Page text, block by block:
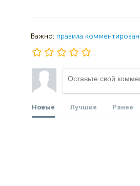
Важно: правила
Новые Лучшие Ранее